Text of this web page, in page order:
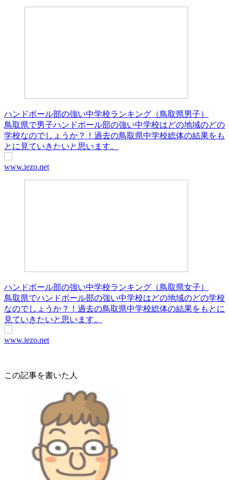
ハンドボール部の強い中学校ランキング（鳥取県男子）
鳥取県で男子ハンドボール部の強い中学校はどの地域のどの
学校なのでしょうか？！過去の鳥取県中学校総体の結果をも
とに見ていきたいと思います。
www.iezo.net
ハンドボール部の強い中学校ランキング（鳥取県女子）
鳥取県でハンドボール部の強い中学校はどの地域のどの学校
なのでしょうか？！過去の鳥取県中学校総体の結果をもとに
見ていきたいと思います。
www.iezo.net
この記事を書いた人